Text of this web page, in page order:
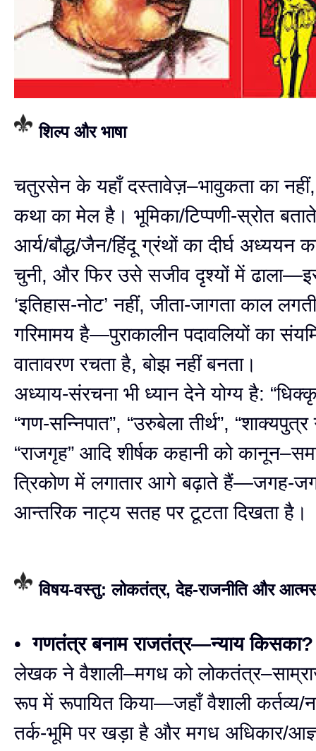
शिल्प और भाषा
चतुरसेन के यहाँ दस्तावेज़–भावुकता का
कथा का मेल है। भूमिका/टिप्पणी-स्रोत
आर्य/बौद्ध/जैन/हिंदू ग्रंथों का दीर्घ अध्ययन
चुनी, और फिर उसे सजीव दृश्यों में
‘इतिहास-नोट’ नहीं, जीता-जागता काल
गरिमामय है—पुराकालीन पदावलियों का
वातावरण रचता है, बोझ नहीं बनता।
अध्याय-संरचना भी ध्यान देने योग्य है:
“गण-सन्निपात”, “उरुबेला तीर्थ”, “शाक्यपुत्र
“राजगृह” आदि शीर्षक कहानी को
त्रिकोण में लगातार आगे बढ़ाते हैं—जगह-
आन्तरिक नाट्य सतह पर टूटता दिखता है।
विषय-वस्तु: लोकतंत्र, देह-राजनीति और
•गणतंत्र बनाम राजतंत्र—न्याय किसका?
लेखक ने वैशाली–मगध को
रूप में रूपायित किया—जहाँ वैशाली कर्तव्य/
तर्क-भूमि पर खड़ा है और मगध अधिकार/